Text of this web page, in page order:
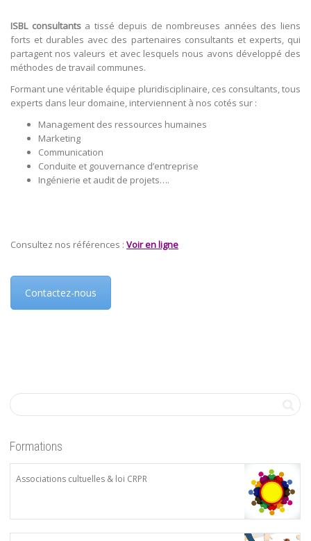
ISBLconsultantsa tissé depuis de nombreuses années des liens
forts et durables avec des partenaires consultants et experts, qui
partagent nos valeurs et avec lesquels nous avons développé des
méthodes de travail communes.
Formant une véritable équipe pluridisciplinaire, ces consultants, tous
experts dans leur domaine, interviennent à nos cotés sur :
Management des ressources humaines
Marketing
Communication
Conduite et gouvernance d’entreprise
Ingénierie et audit de projets….
Consultez nos références : Voir en ligne
Contactez-nous
Formations
Associations cultuelles & loi CRPR